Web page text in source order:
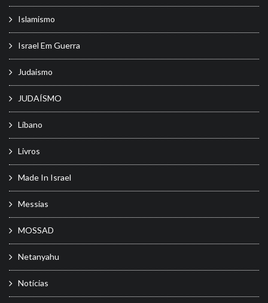
Islamismo
Israel Em Guerra
Judaismo
JUDAÍSMO
Líbano
Livros
Made In Israel
Messias
MOSSAD
Netanyahu
Notícias